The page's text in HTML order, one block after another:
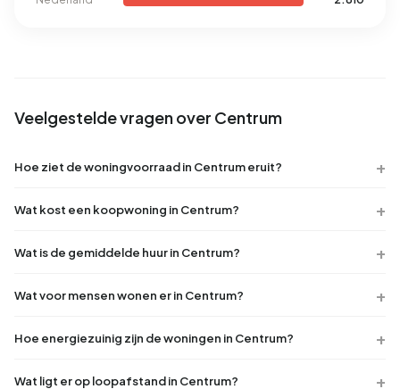
Veelgestelde vragen over Centrum
Hoe ziet de woningvoorraad in Centrum eruit?
Wat kost een koopwoning in Centrum?
Wat is de gemiddelde huur in Centrum?
Wat voor mensen wonen er in Centrum?
Hoe energiezuinig zijn de woningen in Centrum?
Wat ligt er op loopafstand in Centrum?